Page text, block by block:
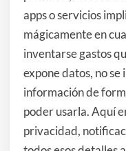
apps o servicios
mágicamente en
inventarse gastos
expone datos, no
información de
poder usarla. Aquí
privacidad,